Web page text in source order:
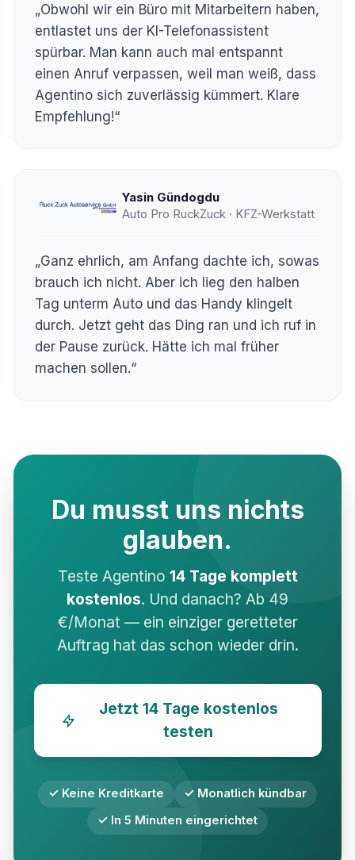
„Obwohl wir ein Büro mit Mitarbeitern haben,
entlastet uns der KI-Telefonassistent
spürbar. Man kann auch mal entspannt
einen Anruf verpassen, weil man weiß, dass
Agentino sich zuverlässig kümmert. Klare
Empfehlung!“
Yasin Gündogdu
Auto Pro RuckZuck · KFZ-Werkstatt
„Ganz ehrlich, am Anfang dachte ich, sowas
brauch ich nicht. Aber ich lieg den halben
Tag unterm Auto und das Handy klingelt
durch. Jetzt geht das Ding ran und ich ruf in
der Pause zurück. Hätte ich mal früher
machen sollen.“
Du musst uns nichts
glauben.
Teste Agentino 14 Tage komplett
kostenlos. Und danach? Ab 49
€/Monat — ein einziger geretteter
Auftrag hat das schon wieder drin.
Jetzt 14 Tage kostenlos
testen
✓ Keine Kreditkarte
✓ Monatlich kündbar
✓ In 5 Minuten eingerichtet